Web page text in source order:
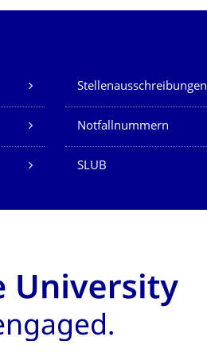
Stellenausschreibungen
Notfallnummern
SLUB